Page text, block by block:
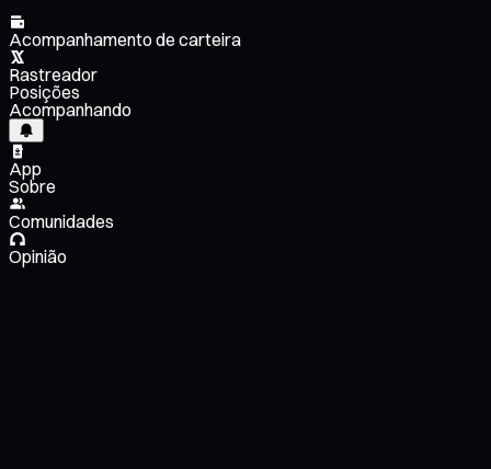
Acompanhamento de carteira
Rastreador
Posições
Acompanhando
App
Sobre
Comunidades
Opinião